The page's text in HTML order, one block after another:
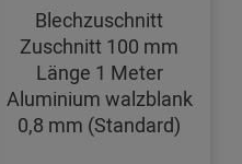
Blechzuschnitt
Zuschnitt 100 mm
Länge 1 Meter
Aluminium walzblank
0,8 mm (Standard)